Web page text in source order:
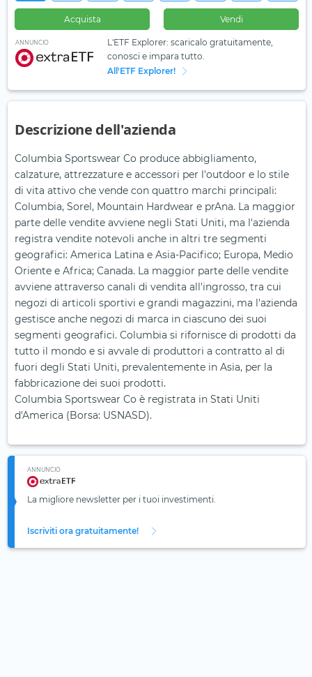
Acquista Vendi
ANNUNCIO
L'ETF Explorer: scaricalo gratuitamente,
conosci e impara tutto.
All'ETF Explorer!
Descrizione dell'azienda
Columbia Sportswear Co produce abbigliamento,
calzature, attrezzature e accessori per l'outdoor e lo stile
di vita attivo che vende con quattro marchi principali:
Columbia, Sorel, Mountain Hardwear e prAna. La maggior
parte delle vendite avviene negli Stati Uniti, ma l'azienda
registra vendite notevoli anche in altri tre segmenti
geografici: America Latina e Asia-Pacifico; Europa, Medio
Oriente e Africa; Canada. La maggior parte delle vendite
avviene attraverso canali di vendita all'ingrosso, tra cui
negozi di articoli sportivi e grandi magazzini, ma l'azienda
gestisce anche negozi di marca in ciascuno dei suoi
segmenti geografici. Columbia si rifornisce di prodotti da
tutto il mondo e si avvale di produttori a contratto al di
fuori degli Stati Uniti, prevalentemente in Asia, per la
fabbricazione dei suoi prodotti.
Columbia Sportswear Co è registrata in Stati Uniti
d'America (Borsa: USNASD).
ANNUNCIO
La migliore newsletter per i tuoi investimenti.
Iscriviti ora gratuitamente!